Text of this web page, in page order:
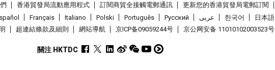
香港貿發局流動應用程式 訂閱商貿全接觸電郵通訊 更新您的香港貿發局電郵訂閱
Français Italiano Polski Português Pусский عربى 한국어
日本語
超連結條款及細則 網站導航 京ICP备09059244号 京公网安备 11010102003523号
關注 HKTDC